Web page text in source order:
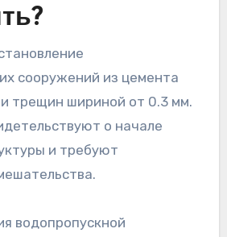
сооружений из цемента
трещин шириной от 0.3 мм.
о начале
и требуют
водопропускной